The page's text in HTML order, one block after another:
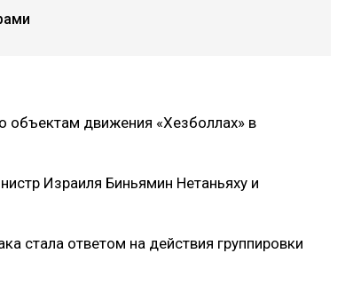
объектам движения «Хезболлах» в
Израиля Биньямин Нетаньяху и
стала ответом на действия группировки